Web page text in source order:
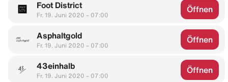
Foot District
Fr. 19. Juni 2020 – 07:00
Öffnen
Asphaltgold
Fr. 19. Juni 2020 – 07:00
Öffnen
43einhalb
Fr. 19. Juni 2020 – 07:00
Öffnen